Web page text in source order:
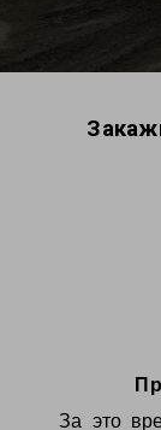
За это